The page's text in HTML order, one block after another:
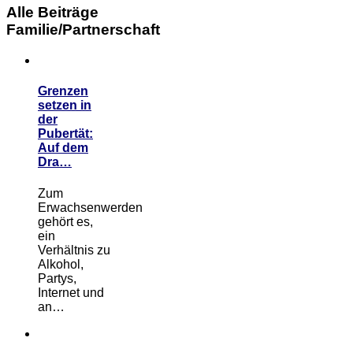
Alle Beiträge
Familie/Partnerschaft
Grenzen
setzen in
der
Pubertät:
Auf dem
Dra…
Zum
Erwachsenwerden
gehört es,
ein
Verhältnis zu
Alkohol,
Partys,
Internet und
an…